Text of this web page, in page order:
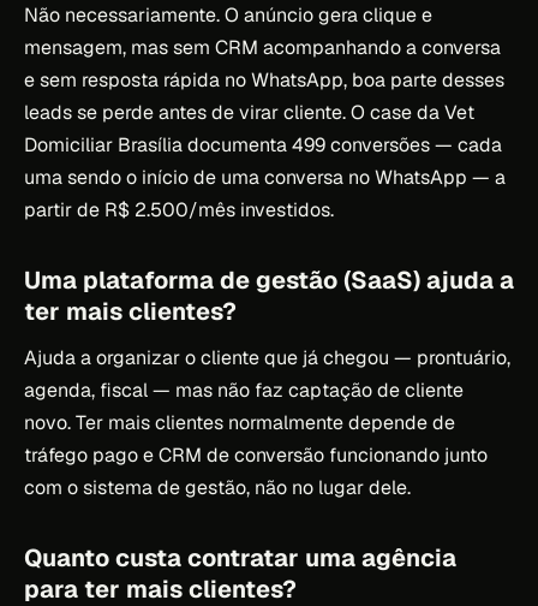
Não necessariamente. O anúncio gera clique e
mensagem, mas sem CRM acompanhando a conversa
e sem resposta rápida no WhatsApp, boa parte desses
leads se perde antes de virar cliente. O case da Vet
Domiciliar Brasília documenta 499 conversões — cada
uma sendo o início de uma conversa no WhatsApp — a
partir de R$ 2.500/mês investidos.
Uma plataforma de gestão (SaaS) ajuda a
ter mais clientes?
Ajuda a organizar o cliente que já chegou — prontuário,
agenda, fiscal — mas não faz captação de cliente
novo. Ter mais clientes normalmente depende de
tráfego pago e CRM de conversão funcionando junto
com o sistema de gestão, não no lugar dele.
Quanto custa contratar uma agência
para ter mais clientes?